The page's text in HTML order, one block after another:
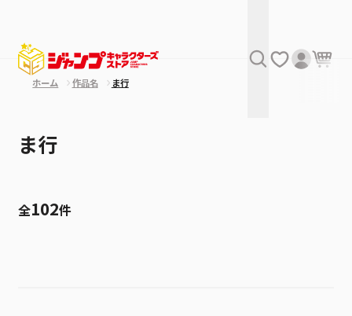
ホーム 作品名 ま行
ま行
全102件